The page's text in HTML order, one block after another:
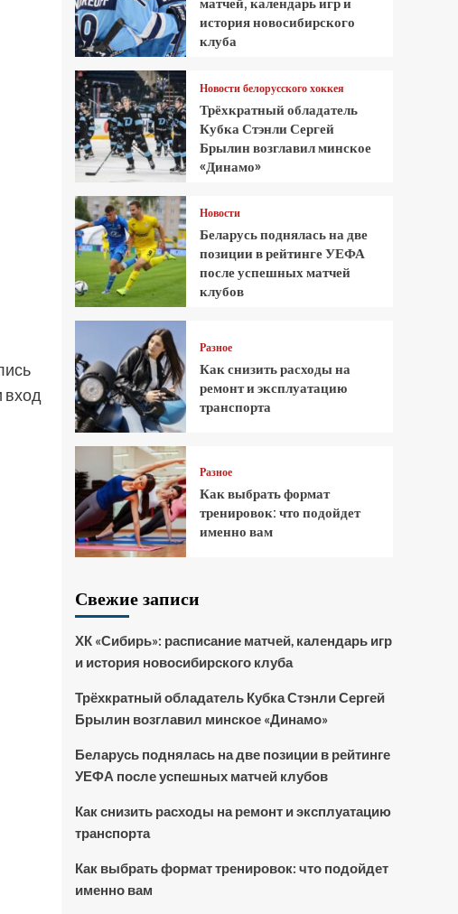
вход
история новосибирского
клуба
Новости белорусского хоккея
Трёхкратный обладатель
Кубка Стэнли Сергей
Брылин возглавил минское
«Динамо»
Новости
Беларусь поднялась на две
позиции в рейтинге УЕФА
после успешных матчей
клубов
Разное
Как снизить расходы на
ремонт и эксплуатацию
транспорта
Разное
Как выбрать формат
тренировок: что подойдет
именно вам
Свежие записи
ХК «Сибирь»: расписание матчей, календарь игр
и история новосибирского клуба
Трёхкратный обладатель Кубка Стэнли Сергей
Брылин возглавил минское «Динамо»
Беларусь поднялась на две позиции в рейтинге
УЕФА после успешных матчей клубов
Как снизить расходы на ремонт и эксплуатацию
транспорта
Как выбрать формат тренировок: что подойдет
именно вам